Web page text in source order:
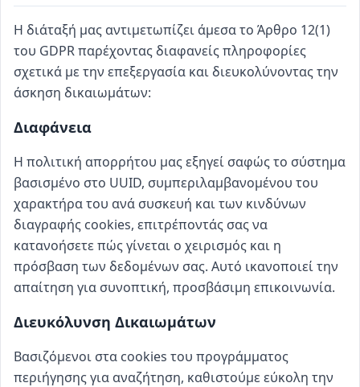
Η διάταξή μας αντιμετωπίζει άμεσα το Άρθρο 12(1)
του GDPR παρέχοντας διαφανείς πληροφορίες
σχετικά με την επεξεργασία και διευκολύνοντας την
άσκηση δικαιωμάτων:
Διαφάνεια
Η πολιτική απορρήτου μας εξηγεί σαφώς το σύστημα
βασισμένο στο UUID, συμπεριλαμβανομένου του
χαρακτήρα του ανά συσκευή και των κινδύνων
διαγραφής cookies, επιτρέποντάς σας να
κατανοήσετε πώς γίνεται ο χειρισμός και η
πρόσβαση των δεδομένων σας. Αυτό ικανοποιεί την
απαίτηση για συνοπτική, προσβάσιμη επικοινωνία.
Διευκόλυνση Δικαιωμάτων
Βασιζόμενοι στα cookies του προγράμματος
περιήγησης για αναζήτηση, καθιστούμε εύκολη την